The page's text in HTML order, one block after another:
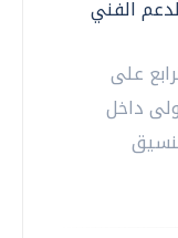
الفني
على
داخل